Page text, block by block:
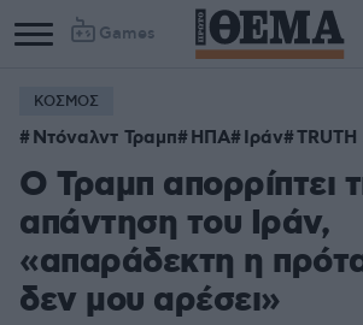
Games
ΚΟΣΜΟΣ
Ντόναλντ Τραμπ ΗΠΑ Ιράν
Ο Τραμπ απορρίπτει
απάντηση του Ιράν,
«απαράδεκτη η
δεν μου αρέσει»